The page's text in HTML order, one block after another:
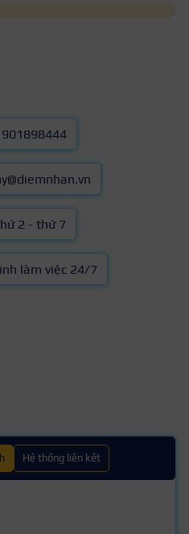
901898444
2 - thứ 7
làm việc 24/7
Hệ thống liên kết